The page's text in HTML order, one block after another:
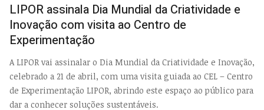
LIPOR assinala Dia Mundial da Criatividade e
Inovação com visita ao Centro de
Experimentação
A LIPOR vai assinalar o Dia Mundial da Criatividade e Inovação,
celebrado a 21 de abril, com uma visita guiada ao CEL – Centro
de Experimentação LIPOR, abrindo este espaço ao público para
dar a conhecer soluções sustentáveis.